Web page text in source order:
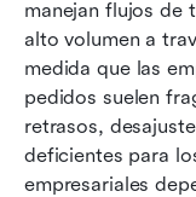
manejan flujos de
alto volumen a
medida que las
pedidos suelen
retrasos,
deficientes para
empresariales
de trabajo de
SAP vs Lark:
trabajo
Mejores
pedidos